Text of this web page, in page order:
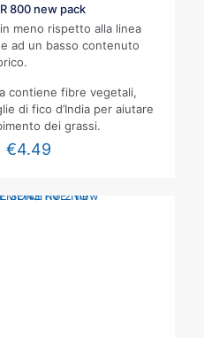
800 new pack
meno rispetto alla linea
ad un basso contenuto
contiene fibre vegetali,
di fico d’India per aiutare
dei grassi.
€4.49